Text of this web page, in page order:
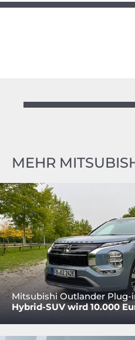
MEHR
Mitsubishi Outlander Plug-
Hybrid-SUV wird 10.000